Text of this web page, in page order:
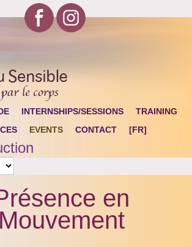
INTERNSHIPS/SESSIONS
TRAINING
EVENTS CONTACT [FR]
en
Mouvement